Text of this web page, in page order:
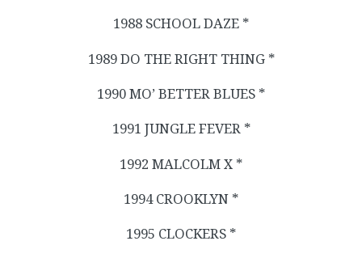
1988 SCHOOL DAZE *
1989 DO THE RIGHT THING *
1990 MO’ BETTER BLUES *
1991 JUNGLE FEVER *
1992 MALCOLM X *
1994 CROOKLYN *
1995 CLOCKERS *